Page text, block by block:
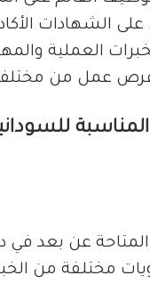
على الشهادات
العملية
عمل من مختلف
المناسبة
عن بعد في
مختلفة من